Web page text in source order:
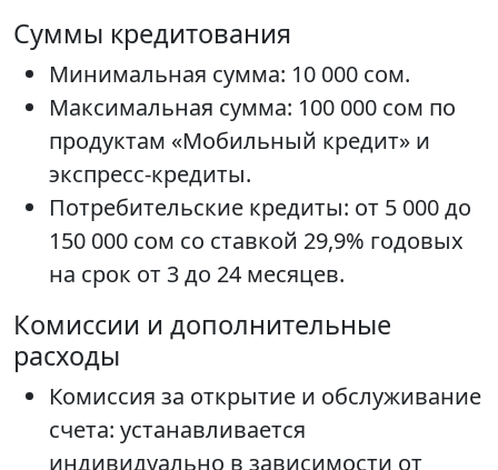
Суммы кредитования
Минимальная сумма: 10 000 сом.
Максимальная сумма: 100 000 сом по
продуктам «Мобильный кредит» и
экспресс-кредиты.
Потребительские кредиты: от 5 000 до
150 000 сом со ставкой 29,9% годовых
на срок от 3 до 24 месяцев.
Комиссии и дополнительные
расходы
Комиссия за открытие и обслуживание
счета: устанавливается
индивидуально в зависимости от